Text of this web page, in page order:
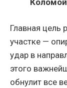
Главная цель
участке —
удар в
этого
обнулит все